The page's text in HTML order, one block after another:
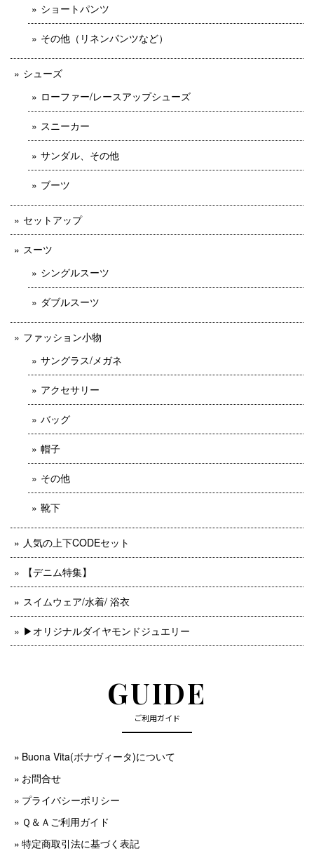
ショートパンツ
その他（リネンパンツなど）
シューズ
ローファー/レースアップシューズ
スニーカー
サンダル、その他
ブーツ
セットアップ
スーツ
シングルスーツ
ダブルスーツ
ファッション小物
サングラス/メガネ
アクセサリー
バッグ
帽子
その他
靴下
人気の上下CODEセット
【デニム特集】
スイムウェア/水着/ 浴衣
▶︎オリジナルダイヤモンドジュエリー
GUIDE
ご利用ガイド
Buona Vita(ボナヴィータ)について
お問合せ
プライバシーポリシー
Ｑ＆Ａご利用ガイド
特定商取引法に基づく表記